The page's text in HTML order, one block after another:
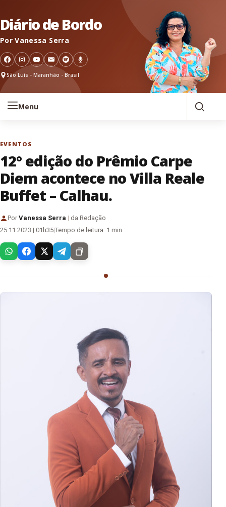
Diário de Bordo
Por Vanessa Serra
São Luís - Maranhão - Brasil
Menu
EVENTOS
12° edição do Prêmio Carpe
Diem acontece no Villa Reale
Buffet – Calhau.
PorVanessa Serra | da Redação
25.11.2023 | 01h35|Tempo de leitura: 1 min